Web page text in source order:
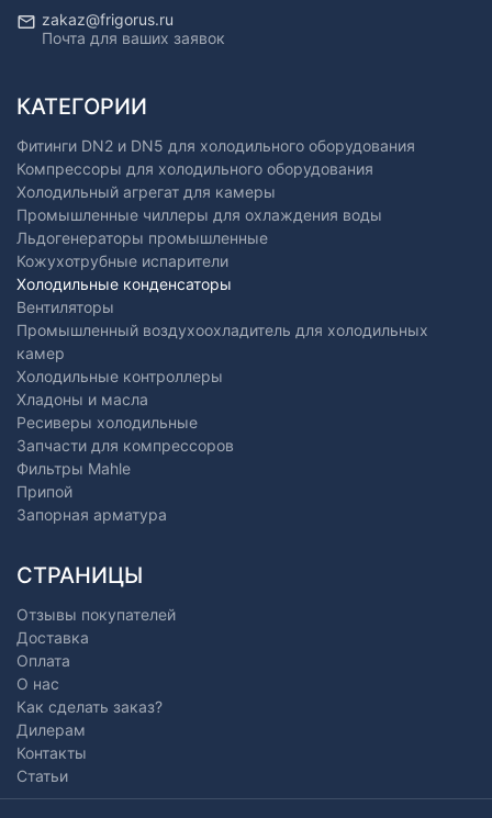
zakaz@frigorus.ru
Почта для ваших заявок
КАТЕГОРИИ
Фитинги DN2 и DN5 для холодильного оборудования
Компрессоры для холодильного оборудования
Холодильный агрегат для камеры
Промышленные чиллеры для охлаждения воды
Льдогенераторы промышленные
Кожухотрубные испарители
Холодильные конденсаторы
Вентиляторы
Промышленный воздухоохладитель для холодильных
камер
Холодильные контроллеры
Хладоны и масла
Ресиверы холодильные
Запчасти для компрессоров
Фильтры Mahle
Припой
Запорная арматура
СТРАНИЦЫ
Отзывы покупателей
Доставка
Оплата
О нас
Как сделать заказ?
Дилерам
Контакты
Статьи